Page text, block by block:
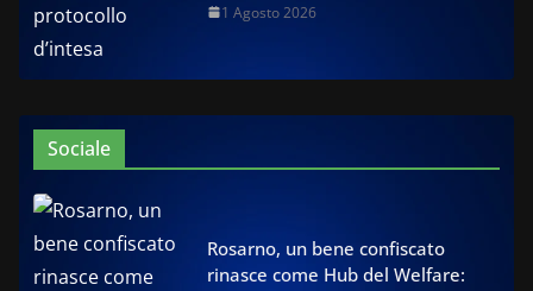
1 Agosto 2026
Sociale
Rosarno, un bene confiscato
rinasce come Hub del Welfare: